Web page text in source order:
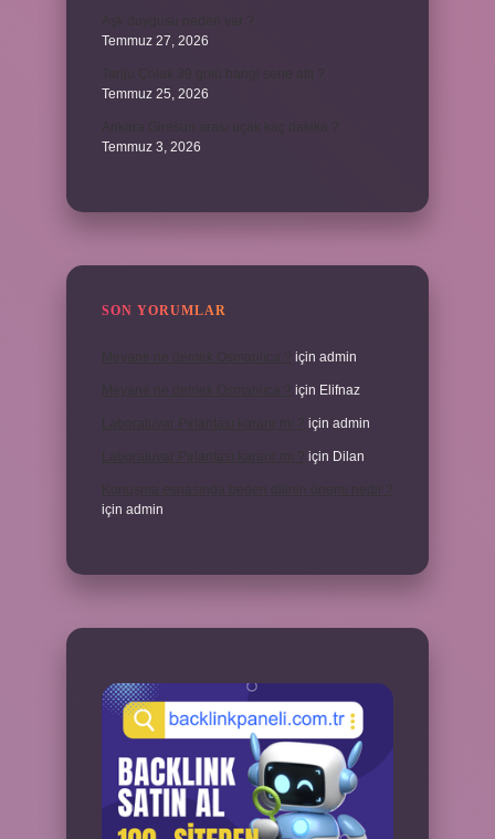
Temmuz 27, 2026
Temmuz 25, 2026
Temmuz 3, 2026
SON YORUMLAR
için admin
için Elifnaz
için admin
için Dilan
için admin